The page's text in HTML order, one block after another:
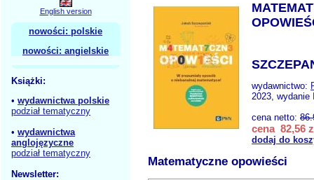
English version
nowości: polskie
nowości: angielskie
Książki:
• wydawnictwa polskie
podział tematyczny
• wydawnictwa
anglojęzyczne
podział tematyczny
Newsletter:
wydawnictwo:
2023, wydanie
cena netto:
cena 82,56
dodaj do
Matematyczne opowieści